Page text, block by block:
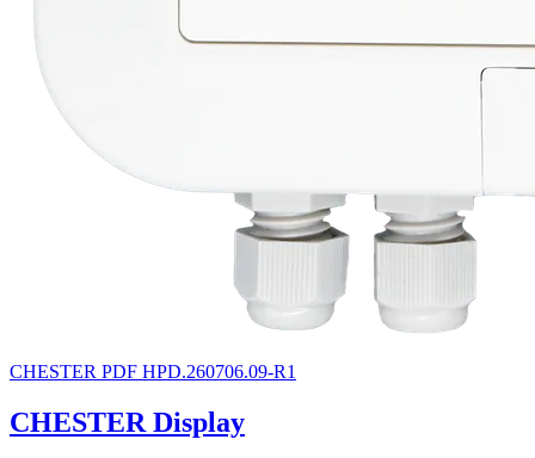
CHESTER PDF HPD.260706.09-R1
CHESTER Display